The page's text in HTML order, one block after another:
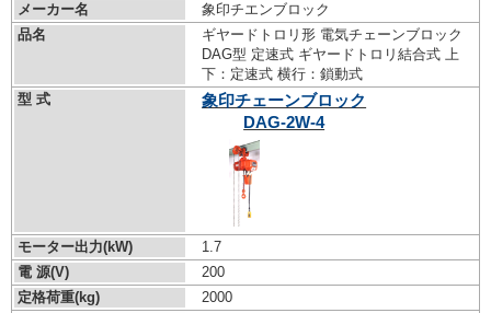
メーカー名
象印チエンブロック
品名
ギヤードトロリ形 電気チェーンブロック
DAG型 定速式 ギヤードトロリ結合式 上
下：定速式 横行：鎖動式
型 式
象印チェーンブロック
DAG-2W-4
モーター出力(kW)
1.7
電 源(V)
200
定格荷重(kg)
2000